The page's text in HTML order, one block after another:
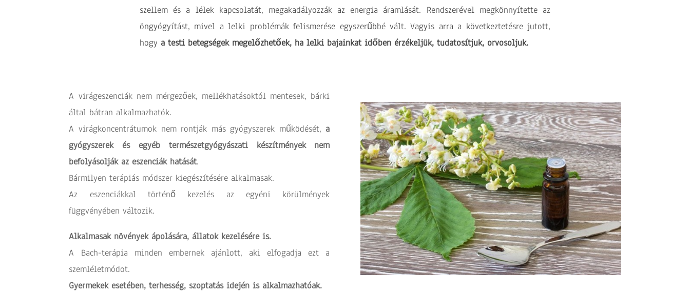
szellem és a lélek kapcsolatát, megakadályozzák az energia áramlását. Rendszerével megkönnyítette az
öngyógyítást, mivel a lelki problémák felismerése egyszerűbbé vált. Vagyis arra a következtetésre jutott,
hogy a testi betegségek megelőzhetőek, ha lelki bajainkat időben érzékeljük, tudatosítjuk, orvosoljuk.
A virágeszenciák nem mérgezőek, mellékhatásoktól mentesek, bárki
által bátran alkalmazhatók.
A virágkoncentrátumok nem rontják más gyógyszerek működését, a
gyógyszerek és egyéb természetgyógyászati készítmények nem
befolyásolják az eszenciák hatását.
Bármilyen terápiás módszer kiegészítésére alkalmasak.
Az eszenciákkal történő kezelés az egyéni körülmények
függvényében változik.
Alkalmasak növények ápolására, állatok kezelésére is.
A Bach-terápia minden embernek ajánlott, aki elfogadja ezt a
szemléletmódot.
Gyermekek esetében, terhesség, szoptatás idején is alkalmazhatóak.